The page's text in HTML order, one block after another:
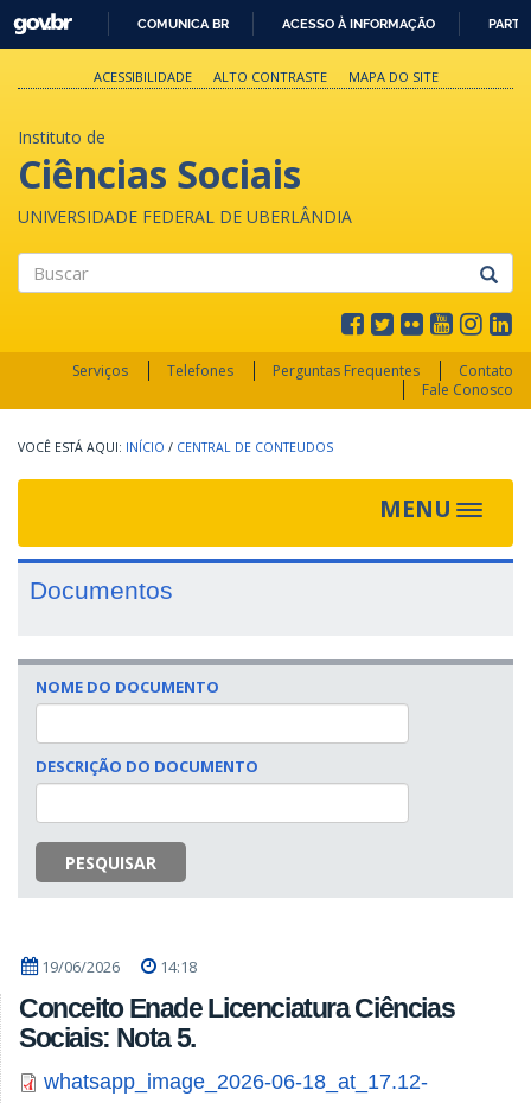
PARA
O
GOVBR
COMUNICA BR ACESSO À INFORMAÇÃO
ACESSIBILIDADE ALTO CONTRASTE MAPA DO SITE
Instituto de
Ciências Sociais
UNIVERSIDADE FEDERAL DE UBERLÂNDIA
Serviços Telefones Perguntas Frequentes
Contato
Fale Conosco
INÍCIO / CENTRAL DE CONTEUDOS
MENU
Toggle
Documentos
NOME DO DOCUMENTO
DESCRIÇÃO DO DOCUMENTO
PESQUISAR
19/06/2026 14:18
Conceito Enade Licenciatura Ciências
Sociais: Nota 5.
whatsapp_image_2026-06-18_at_17.12-